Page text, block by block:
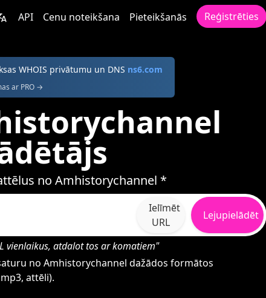
API Cenu noteikšana Pieteikšanās Reģistrēties
WHOIS privātumu un DNS ns6.com
ar PRO →
no Amhistorychannel *
Ielīmēt
URL
Lejupielādēt
vienlaikus, atdalot tos ar komatiem"
no Amhistorychannel dažādos formātos
attēli).